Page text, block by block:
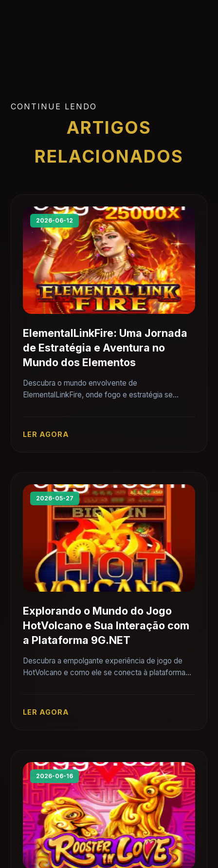
CONTINUE LENDO
ARTIGOS
RELACIONADOS
2026-06-12
ElementalLinkFire: Uma Jornada
de Estratégia e Aventura no
Mundo dos Elementos
Descubra o mundo envolvente de
ElementalLinkFire, onde fogo e estratégia se
jogo fascinante.
LER AGORA
2026-05-27
Explorando o Mundo do Jogo
HotVolcano e Sua Interação com
a Plataforma 9G.NET
Descubra a empolgante experiência de jogo de
HotVolcano e como ele se conecta à plataforma
LER AGORA
2026-06-16